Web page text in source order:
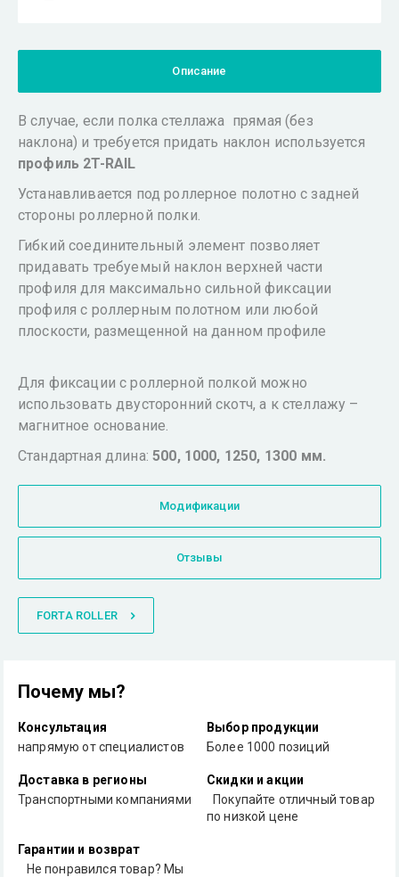
Описание
В случае, если полка стеллажа прямая (без
наклона) и требуется придать наклон используется
профиль 2T-RAIL
Устанавливается под роллерное полотно с задней
стороны роллерной полки.
Гибкий соединительный элемент позволяет
придавать требуемый наклон верхней части
профиля для максимально сильной фиксации
профиля с роллерным полотном или любой
плоскости, размещенной на данном профиле
Для фиксации с роллерной полкой можно
использовать двусторонний скотч, а к стеллажу –
магнитное основание.
Стандартная длина:500, 1000, 1250, 1300 мм.
Модификации
Отзывы
FORTA ROLLER
Почему мы?
Консультация
напрямую от специалистов
Выбор продукции
Более 1000 позиций
Доставка в регионы
Транспортными компаниями
Скидки и акции
Покупайте отличный товар
по низкой цене
Гарантии и возврат
Не понравился товар? Мы